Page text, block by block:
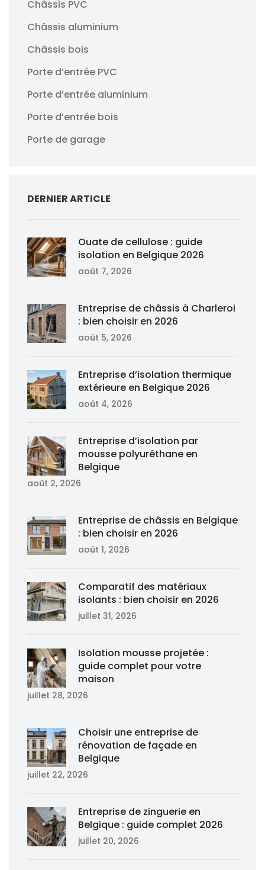
Châssis PVC
Châssis aluminium
Châssis bois
Porte d’entrée PVC
Porte d’entrée aluminium
Porte d’entrée bois
Porte de garage
DERNIER ARTICLE
Ouate de cellulose : guide
isolation en Belgique 2026
août 7, 2026
Entreprise de châssis à Charleroi
: bien choisir en 2026
août 5, 2026
Entreprise d’isolation thermique
extérieure en Belgique 2026
août 4, 2026
Entreprise d’isolation par
mousse polyuréthane en
Belgique
août 2, 2026
Entreprise de châssis en Belgique
: bien choisir en 2026
août 1, 2026
Comparatif des matériaux
isolants : bien choisir en 2026
juillet 31, 2026
Isolation mousse projetée :
guide complet pour votre
maison
juillet 28, 2026
Choisir une entreprise de
rénovation de façade en
Belgique
juillet 22, 2026
Entreprise de zinguerie en
Belgique : guide complet 2026
juillet 20, 2026